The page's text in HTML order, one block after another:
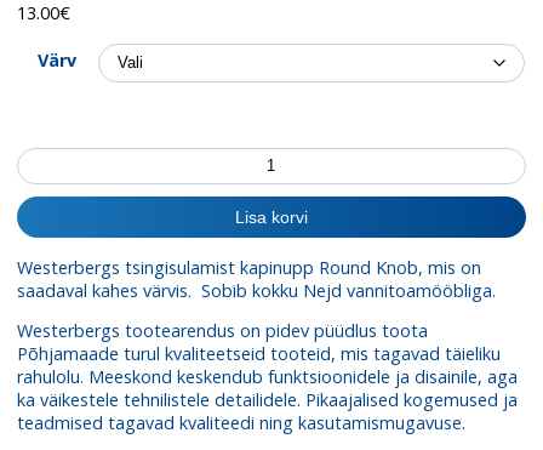
13.00€
Värv
Kapinupp
Round
Knob
kogus
Lisa korvi
Westerbergs tsingisulamist kapinupp Round Knob, mis on
saadaval kahes värvis. Sobib kokku Nejd vannitoamööbliga.
Westerbergs tootearendus on pidev püüdlus toota
Põhjamaade turul kvaliteetseid tooteid, mis tagavad täieliku
rahulolu. Meeskond keskendub funktsioonidele ja disainile, aga
ka väikestele tehnilistele detailidele. Pikaajalised kogemused ja
teadmised tagavad kvaliteedi ning kasutamismugavuse.